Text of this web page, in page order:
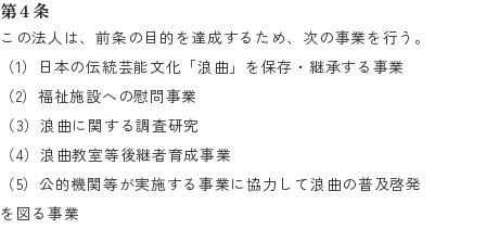
第4条
この法人は、前条の目的を達成するため、次の事業を行う。
（1）日本の伝統芸能文化「浪曲」を保存・継承する事業
（2）福祉施設への慰問事業
（3）浪曲に関する調査研究
（4）浪曲教室等後継者育成事業
（5）公的機関等が実施する事業に協力して浪曲の普及啓発
を図る事業